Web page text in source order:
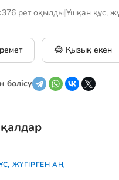
376 рет оқылды|Ұшқан құс,
😂 Қызық екен
бөлісу
ЖҮГІРГЕН АҢ